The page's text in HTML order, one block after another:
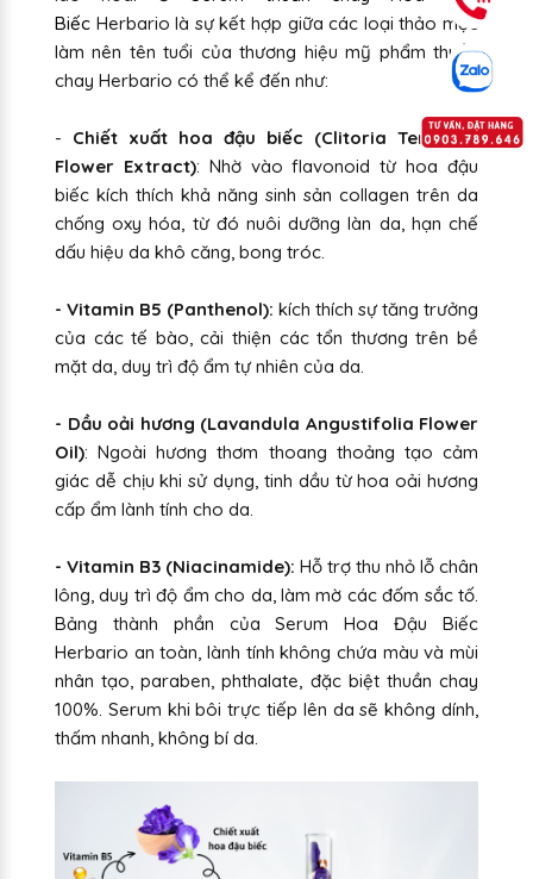
Biếc Herbario là sự kết hợp giữa các loại thảo mộc
làm nên tên tuổi của thương hiệu mỹ phẩm thuần
chay Herbario có thể kể đến như:
- Chiết xuất hoa đậu biếc (Clitoria Ternatea
Flower Extract): Nhờ vào flavonoid từ hoa đậu
biếc kích thích khả năng sinh sản collagen trên da
chống oxy hóa, từ đó nuôi dưỡng làn da, hạn chế
dấu hiệu da khô căng, bong tróc.
- Vitamin B5 (Panthenol): kích thích sự tăng trưởng
của các tế bào, cải thiện các tổn thương trên bề
mặt da, duy trì độ ẩm tự nhiên của da.
- Dầu oải hương (Lavandula Angustifolia Flower
Oil): Ngoài hương thơm thoang thoảng tạo cảm
giác dễ chịu khi sử dụng, tinh dầu từ hoa oải hương
cấp ẩm lành tính cho da.
- Vitamin B3 (Niacinamide): Hỗ trợ thu nhỏ lỗ chân
lông, duy trì độ ẩm cho da, làm mờ các đốm sắc tố.
Bảng thành phần của Serum Hoa Đậu Biếc
Herbario an toàn, lành tính không chứa màu và mùi
nhân tạo, paraben, phthalate, đặc biệt thuần chay
100%. Serum khi bôi trực tiếp lên da sẽ không dính,
thấm nhanh, không bí da.